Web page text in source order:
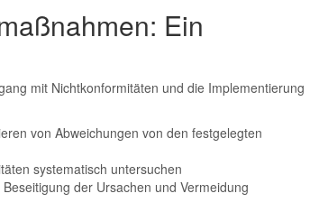
Ein
mit Nichtkonformitäten und die Implementierung
von Abweichungen von den festgelegten
systematisch untersuchen
der Ursachen und Vermeidung